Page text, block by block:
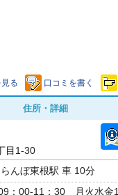
る 口コミを書く
住所・詳細
目1-30
んぼ東根駅 車 10分
：00-11：30 月火水金